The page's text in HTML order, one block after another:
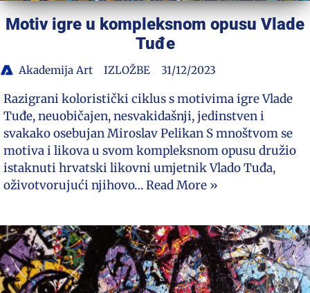
Motiv igre u kompleksnom opusu Vlade
Tuđe
Akademija Art IZLOŽBE 31/12/2023
Razigrani koloristički ciklus s motivima igre Vlade
Tuđe, neuobičajen, nesvakidašnji, jedinstven i
svakako osebujan Miroslav Pelikan S mnoštvom se
motiva i likova u svom kompleksnom opusu družio
istaknuti hrvatski likovni umjetnik Vlado Tuđa,
oživotvorujući njihovo…Read More »